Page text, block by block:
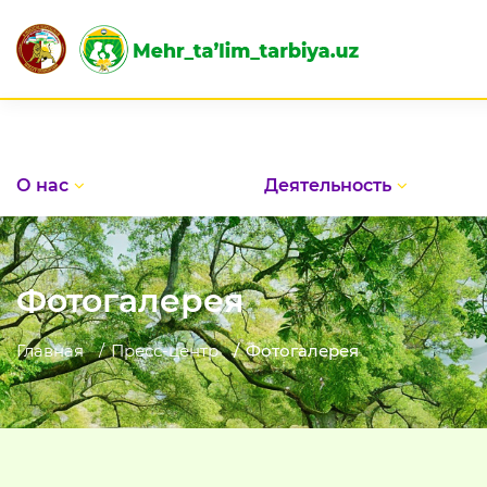
О нас Деятельность
Фотогалерея
Главная Пресс-центр Фотогалерея